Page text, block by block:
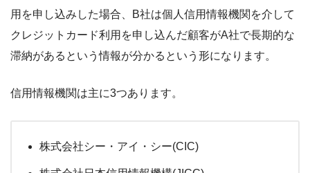
用を申し込みした場合、B社は個人信用情報機関を介して
クレジットカード利用を申し込んだ顧客がA社で長期的な
滞納があるという情報が分かるという形になります。
信用情報機関は主に3つあります。
株式会社シー・アイ・シー(CIC)